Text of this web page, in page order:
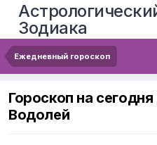
Зодиака
Ежедневный гороскоп
Гороскоп на
Водолей